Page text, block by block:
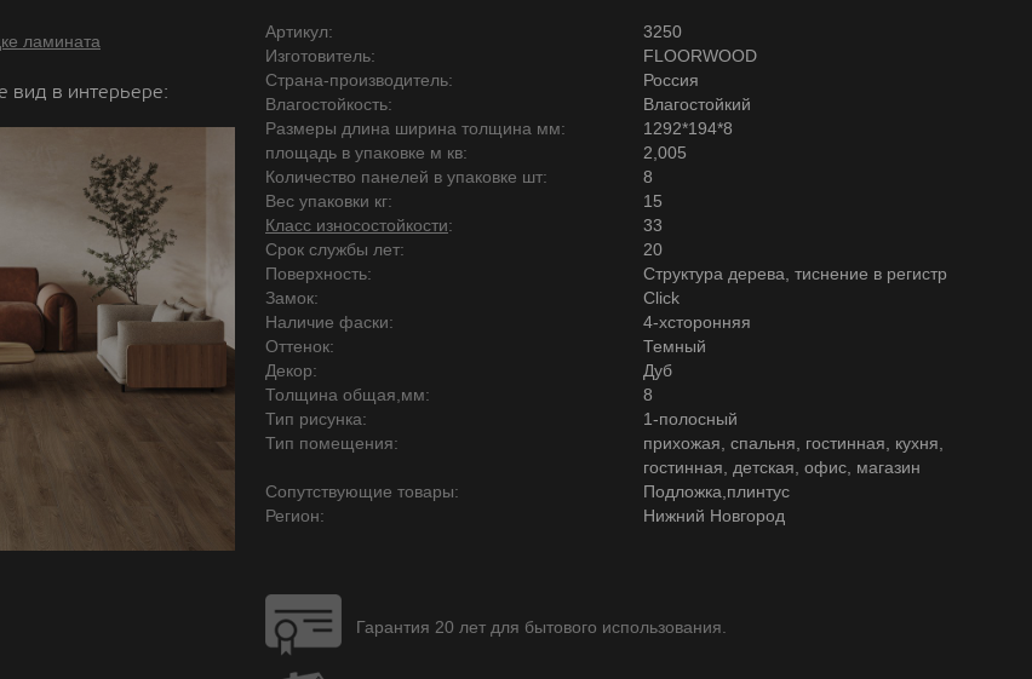
ламината
вид в интерьере:
Артикул:
3250
Изготовитель:
FLOORWOOD
Страна-производитель:
Россия
Влагостойкость:
Влагостойкий
Размеры длина ширина толщина мм:
1292*194*8
площадь в упаковке м кв:
2,005
Количество панелей в упаковке шт:
8
Вес упаковки кг:
15
Класс износостойкости:
33
Срок службы лет:
20
Поверхность:
Структура дерева, тиснение в регистр
Замок:
Click
Наличие фаски:
4-хсторонняя
Оттенок:
Темный
Декор:
Дуб
Толщина общая,мм:
8
Тип рисунка:
1-полосный
Тип помещения:
прихожая, спальня, гостинная, кухня,
гостинная, детская, офис, магазин
Сопутствующие товары:
Подложка,плинтус
Регион:
Нижний Новгород
Гарантия 20 лет для бытового использования.